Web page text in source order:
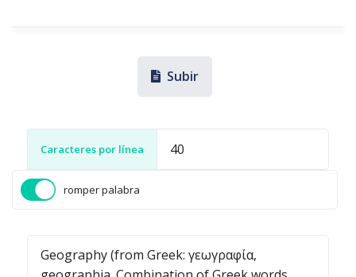
Subir
Caracteres por línea
romper palabra